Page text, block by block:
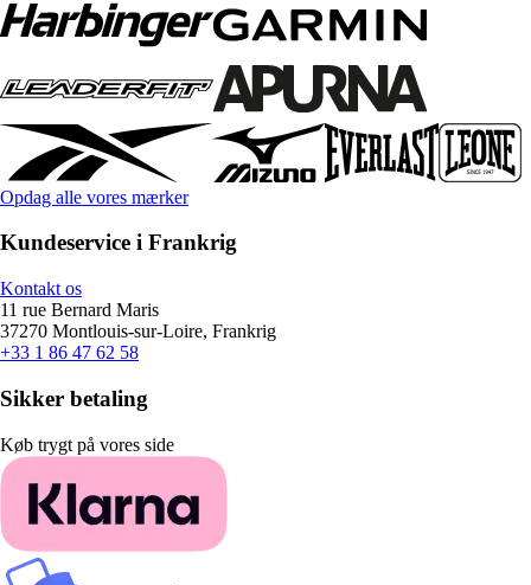
Opdag alle vores mærker
Kundeservice i Frankrig
Kontakt os
11 rue Bernard Maris
37270 Montlouis-sur-Loire, Frankrig
+33 1 86 47 62 58
Sikker betaling
Køb trygt på vores side